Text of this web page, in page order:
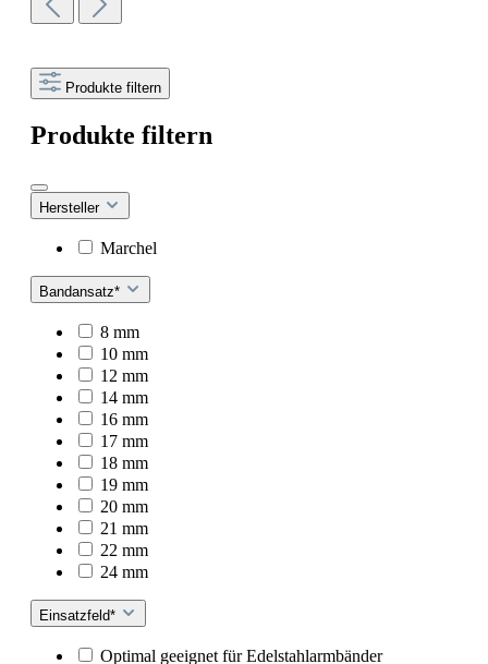
Produkte filtern
Produkte filtern
Hersteller
Marchel
Bandansatz*
8 mm
10 mm
12 mm
14 mm
16 mm
17 mm
18 mm
19 mm
20 mm
21 mm
22 mm
24 mm
Einsatzfeld*
Optimal geeignet für Edelstahlarmbänder